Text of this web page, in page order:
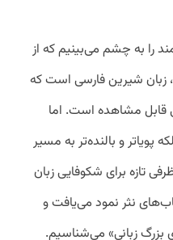
را به چشم می‌بینیم که از
زبان شیرین فارسی است که
قابل مشاهده است. اما
و بالنده‌تر به مسیر
تازه برای شکوفایی زبان
نثر نمود می‌یافت و
زبانی» می‌شناسیم.